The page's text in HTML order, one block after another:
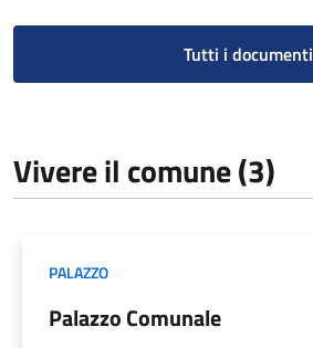
Tutti i documenti
Vivere il comune (3)
PALAZZO
Palazzo Comunale